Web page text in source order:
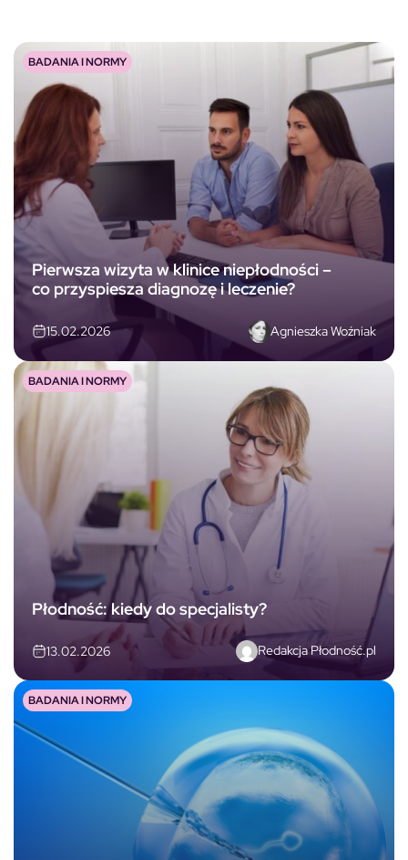
Pierwsza wizyta w klinice niepłodności –
co przyspiesza diagnozę i leczenie?
15.02.2026 Agnieszka Woźniak
BADANIA I NORMY
Płodność: kiedy do specjalisty?
13.02.2026 Redakcja Płodność.pl
BADANIA I NORMY
BADANIA I NORMY